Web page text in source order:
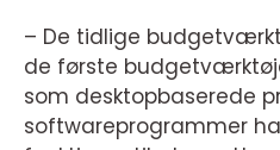
– De tidlige
de første
som desktopbaserede
softwareprogrammer